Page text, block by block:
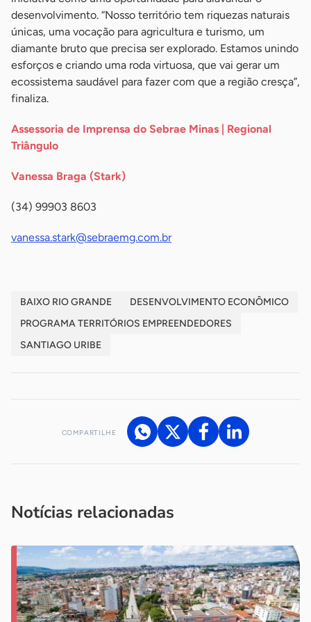
desenvolvimento. “Nosso território tem riquezas naturais
únicas, uma vocação para agricultura e turismo, um
diamante bruto que precisa ser explorado. Estamos unindo
esforços e criando uma roda virtuosa, que vai gerar um
ecossistema saudável para fazer com que a região cresça”,
finaliza.
Assessoria de Imprensa do Sebrae Minas | Regional
Triângulo
Vanessa Braga (Stark)
(34) 99903 8603
vanessa.stark@sebraemg.com.br
BAIXO RIO GRANDE
DESENVOLVIMENTO ECONÔMICO
PROGRAMA TERRITÓRIOS EMPREENDEDORES
SANTIAGO URIBE
COMPARTILHE
Notícias relacionadas